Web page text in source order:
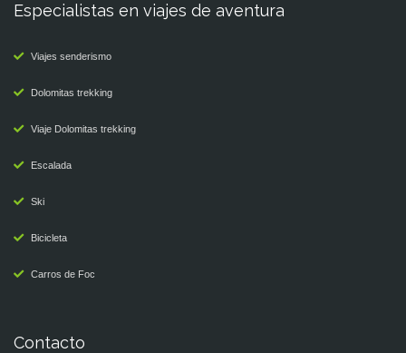
Especialistas en viajes de aventura
Viajes senderismo
Dolomitas trekking
Viaje Dolomitas trekking
Escalada
Ski
Bicicleta
Carros de Foc
Contacto